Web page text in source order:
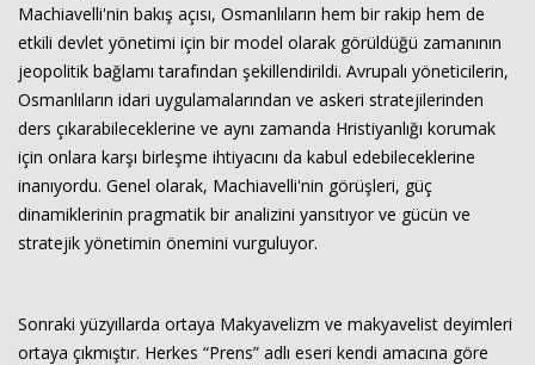
Machiavelli'nin bakış açısı, Osmanlıların hem bir rakip hem de
etkili devlet yönetimi için bir model olarak görüldüğü zamanının
jeopolitik bağlamı tarafından şekillendirildi. Avrupalı yöneticilerin,
Osmanlıların idari uygulamalarından ve askeri stratejilerinden
ders çıkarabileceklerine ve aynı zamanda Hristiyanlığı korumak
için onlara karşı birleşme ihtiyacını da kabul edebileceklerine
inanıyordu. Genel olarak, Machiavelli'nin görüşleri, güç
dinamiklerinin pragmatik bir analizini yansıtıyor ve gücün ve
stratejik yönetimin önemini vurguluyor.
Sonraki yüzyıllarda ortaya Makyavelizm ve makyavelist deyimleri
ortaya çıkmıştır. Herkes “Prens” adlı eseri kendi amacına göre